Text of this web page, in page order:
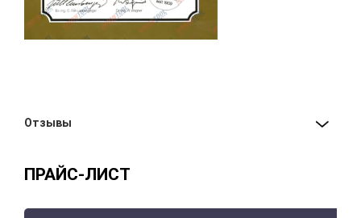
Отзывы
ПРАЙС-ЛИСТ